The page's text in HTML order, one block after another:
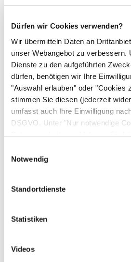
Dürfen wir Cookies verwenden?
Wir übermitteln Daten an
unser Webangebot zu verbessern.
Dienste zu den aufgeführten
dürfen, benötigen wir Ihre
"Auswahl erlauben" oder "Cookies
stimmen Sie diesen (jederzeit
umfasst auch Ihre Einwilligung
DSGVO. Unter "Nur notwendige
Notwendig
Standortdienste
Statistiken
Videos
der falsche Weg: Nach
Engspektrumantibiotika
Anwendung von
weitere Ausbreitung von
gleicher Wirksamkeit sollten
gegenüber neueren
letztere nicht „zu
neueste (und teuerste)
immer das beste und schon
Engspektrumantibiotika
Mitleidenschaft und ältere
Autor*innen
Gesundheit heute,